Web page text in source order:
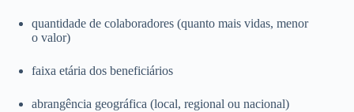
quantidade de colaboradores (quanto mais vidas, menor
o valor)
faixa etária dos beneficiários
abrangência geográfica (local, regional ou nacional)